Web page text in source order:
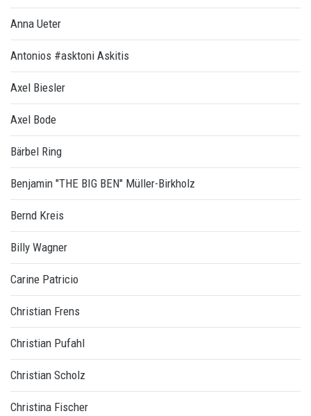
Anna Ueter
Antonios #asktoni Askitis
Axel Biesler
Axel Bode
Bärbel Ring
Benjamin "THE BIG BEN" Müller-Birkholz
Bernd Kreis
Billy Wagner
Carine Patricio
Christian Frens
Christian Pufahl
Christian Scholz
Christina Fischer